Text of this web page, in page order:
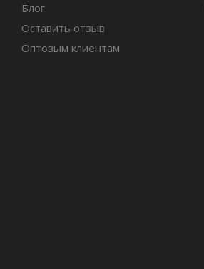
Блог
Оставить отзыв
Оптовым клиентам